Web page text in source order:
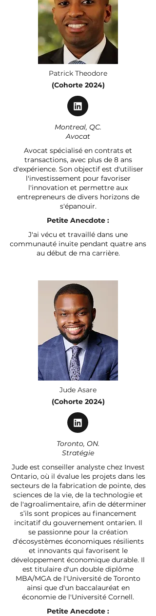
Patrick Theodore
(Cohorte 2024)
Montreal, QC.
Avocat
Avocat spécialisé en contrats et
transactions, avec plus de 8 ans
d'expérience. Son objectif est d'utiliser
l'investissement pour favoriser
l'innovation et permettre aux
entrepreneurs de divers horizons de
s'épanouir.
Petite Anecdote :
J'ai vécu et travaillé dans une
communauté inuite pendant quatre ans
au début de ma carrière.
Jude Asare
(Cohorte 2024)
Toronto, ON.
Stratégie
Jude est conseiller analyste chez Invest
Ontario, où il évalue les projets dans les
secteurs de la fabrication de pointe, des
sciences de la vie, de la technologie et
de l'agroalimentaire, afin de déterminer
s’ils sont propices au financement
incitatif du gouvernement ontarien. Il
se passionne pour la création
d'écosystèmes économiques résilients
et innovants qui favorisent le
développement économique durable. Il
est titulaire d'un double diplôme
MBA/MGA de l'Université de Toronto
ainsi que d'un baccalauréat en
économie de l'Université Cornell.
Petite Anecdote :